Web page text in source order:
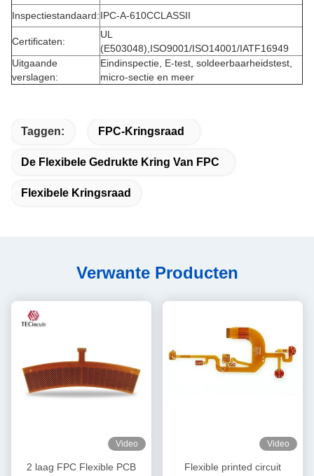
Inspectiestandaard:IPC-A-610CCLASSII
Certificaten:
UL
(E503048),ISO9001/ISO14001/IATF16949
Uitgaande
verslagen:
Eindinspectie, E-test, soldeerbaarheidstest,
micro-sectie en meer
Taggen: FPC-Kringsraad
De Flexibele Gedrukte Kring Van FPC
Flexibele Kringsraad
Verwante Producten
Video
2 laag FPC Flexible PCB
Video
Flexible printed circuit